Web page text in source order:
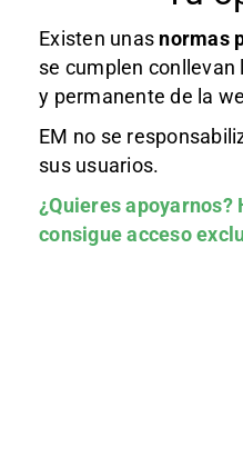
Existen unas normas
se cumplen
y permanente de la
EM no se
sus usuarios.
¿Quieres apoyarnos?
consigue acceso